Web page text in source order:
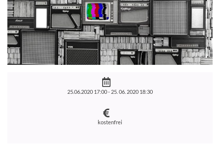
25.06.2020 17:00 - 25. 06. 2020 18:30
kostenfrei